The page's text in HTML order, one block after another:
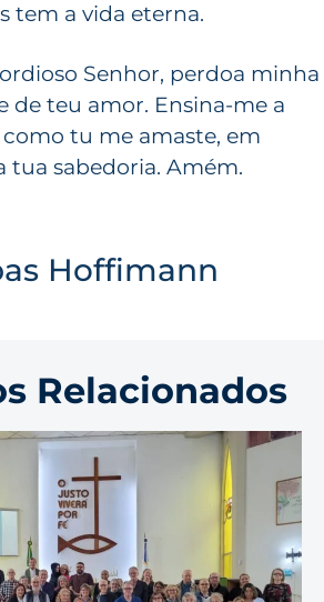
tem a vida eterna.
Senhor, perdoa minha
de teu amor. Ensina-me a
tu me amaste, em
tua sabedoria. Amém.
Hoffimann
Relacionados